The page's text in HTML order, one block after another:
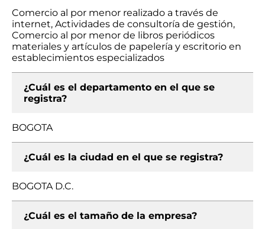
Comercio al por menor realizado a través de
internet, Actividades de consultoría de gestión,
Comercio al por menor de libros periódicos
materiales y artículos de papelería y escritorio en
establecimientos especializados
¿Cuál es el departamento en el que se
registra?
BOGOTA
¿Cuál es la ciudad en el que se registra?
BOGOTA D.C.
¿Cuál es el tamaño de la empresa?